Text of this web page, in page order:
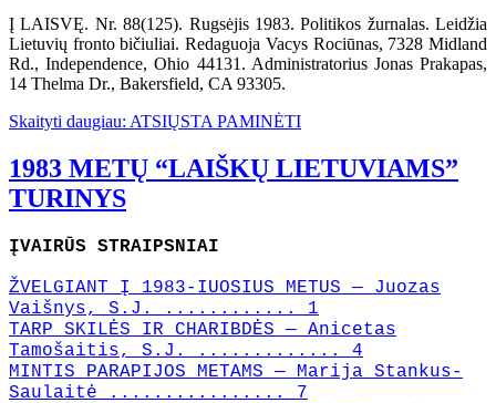
Į LAISVĘ. Nr. 88(125). Rugsėjis 1983. Politikos žurnalas. Leidžia
Lietuvių fronto bičiuliai. Redaguoja Vacys Rociūnas, 7328 Midland
Rd., Independence, Ohio 44131. Administratorius Jonas Prakapas,
14 Thelma Dr., Bakersfield, CA 93305.
Skaityti daugiau: ATSIŲSTA PAMINĖTI
1983 METŲ “LAIŠKŲ LIETUVIAMS”
TURINYS
ĮVAIRŪS STRAIPSNIAI
ŽVELGIANT Į 1983-IUOSIUS METUS — Juozas
Vaišnys, S.J. ............ 1
TARP SKILĖS IR CHARIBDĖS — Anicetas
Tamošaitis, S.J. ............. 4
MINTIS PARAPIJOS METAMS — Marija Stankus-
Saulaitė ................ 7